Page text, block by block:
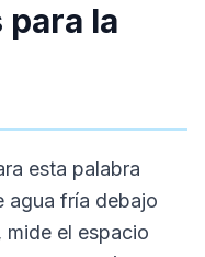
la
esta palabra
agua fría debajo
el espacio